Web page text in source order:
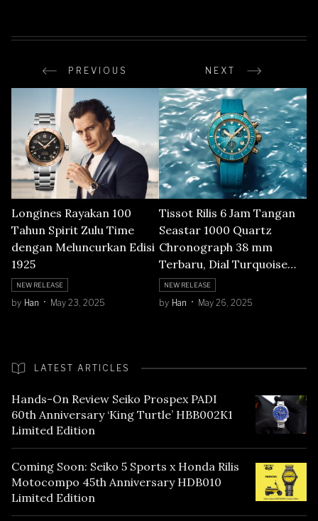
PREVIOUS NEXT
Longines Rayakan 100
Tahun Spirit Zulu Time
dengan Meluncurkan Edisi
1925
NEW RELEASE
by Han May 23, 2025
Tissot Rilis 6 Jam Tangan
Seastar 1000 Quartz
Chronograph 38 mm
Terbaru, Dial Turquoise
Paling Cetar!
NEW RELEASE
by Han May 26, 2025
LATEST ARTICLES
Hands-On Review Seiko Prospex PADI
60th Anniversary ‘King Turtle’ HBB002K1
Limited Edition
Coming Soon: Seiko 5 Sports x Honda Rilis
Motocompo 45th Anniversary HDB010
Limited Edition